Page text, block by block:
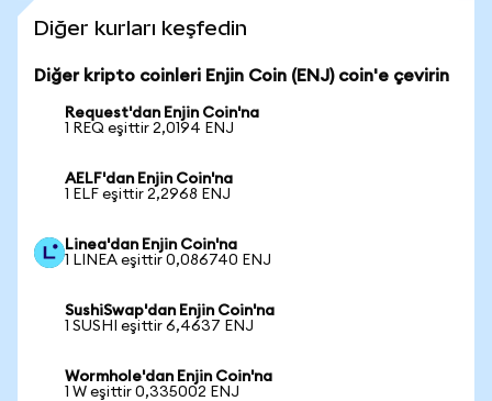
Diğer kurları keşfedin
Diğer kripto coinleri Enjin Coin (ENJ) coin'e çevirin
Request'dan Enjin Coin'na
1 REQ eşittir 2,0194 ENJ
AELF'dan Enjin Coin'na
1 ELF eşittir 2,2968 ENJ
Linea'dan Enjin Coin'na
1 LINEA eşittir 0,086740 ENJ
SushiSwap'dan Enjin Coin'na
1 SUSHI eşittir 6,4637 ENJ
Wormhole'dan Enjin Coin'na
1 W eşittir 0,335002 ENJ